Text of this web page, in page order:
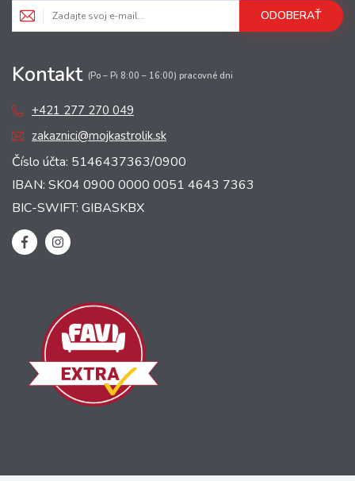
ODOBERAŤ
Kontakt (Po – Pi 8:00 – 16:00) pracovné dni
+421 277 270 049
zakaznici@mojkastrolik.sk
Číslo účta: 5146437363/0900
IBAN: SK04 0900 0000 0051 4643 7363
BIC-SWIFT: GIBASKBX